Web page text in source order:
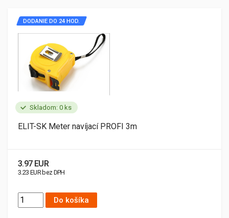
Skladom: 0 ks
DODANIE DO 24 HOD.
ELIT-SK Meter navíjací PROFI 3m
3.97 EUR
3.23 EUR bez DPH
Do košíka